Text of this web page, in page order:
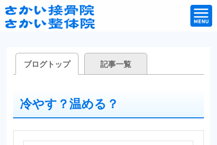
ブログトップ 記事一覧
冷やす？温める？